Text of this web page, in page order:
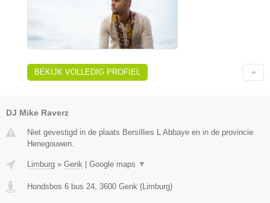
BEKIJK VOLLEDIG PROFIEL
DJ Mike Raverz
Niet gevestigd in de plaats Bersillies L Abbaye en in de provincie
Henegouwen.
Limburg » Genk | Google maps ▼
Hondsbos 6 bus 24 3600 Genk (Limburg)